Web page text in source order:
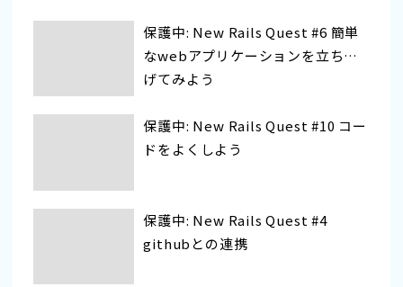
保護中: New Rails Quest #6 簡単
なwebアプリケーションを立ち上
げてみよう
保護中: New Rails Quest #10 コー
ドをよくしよう
保護中: New Rails Quest #4
githubとの連携